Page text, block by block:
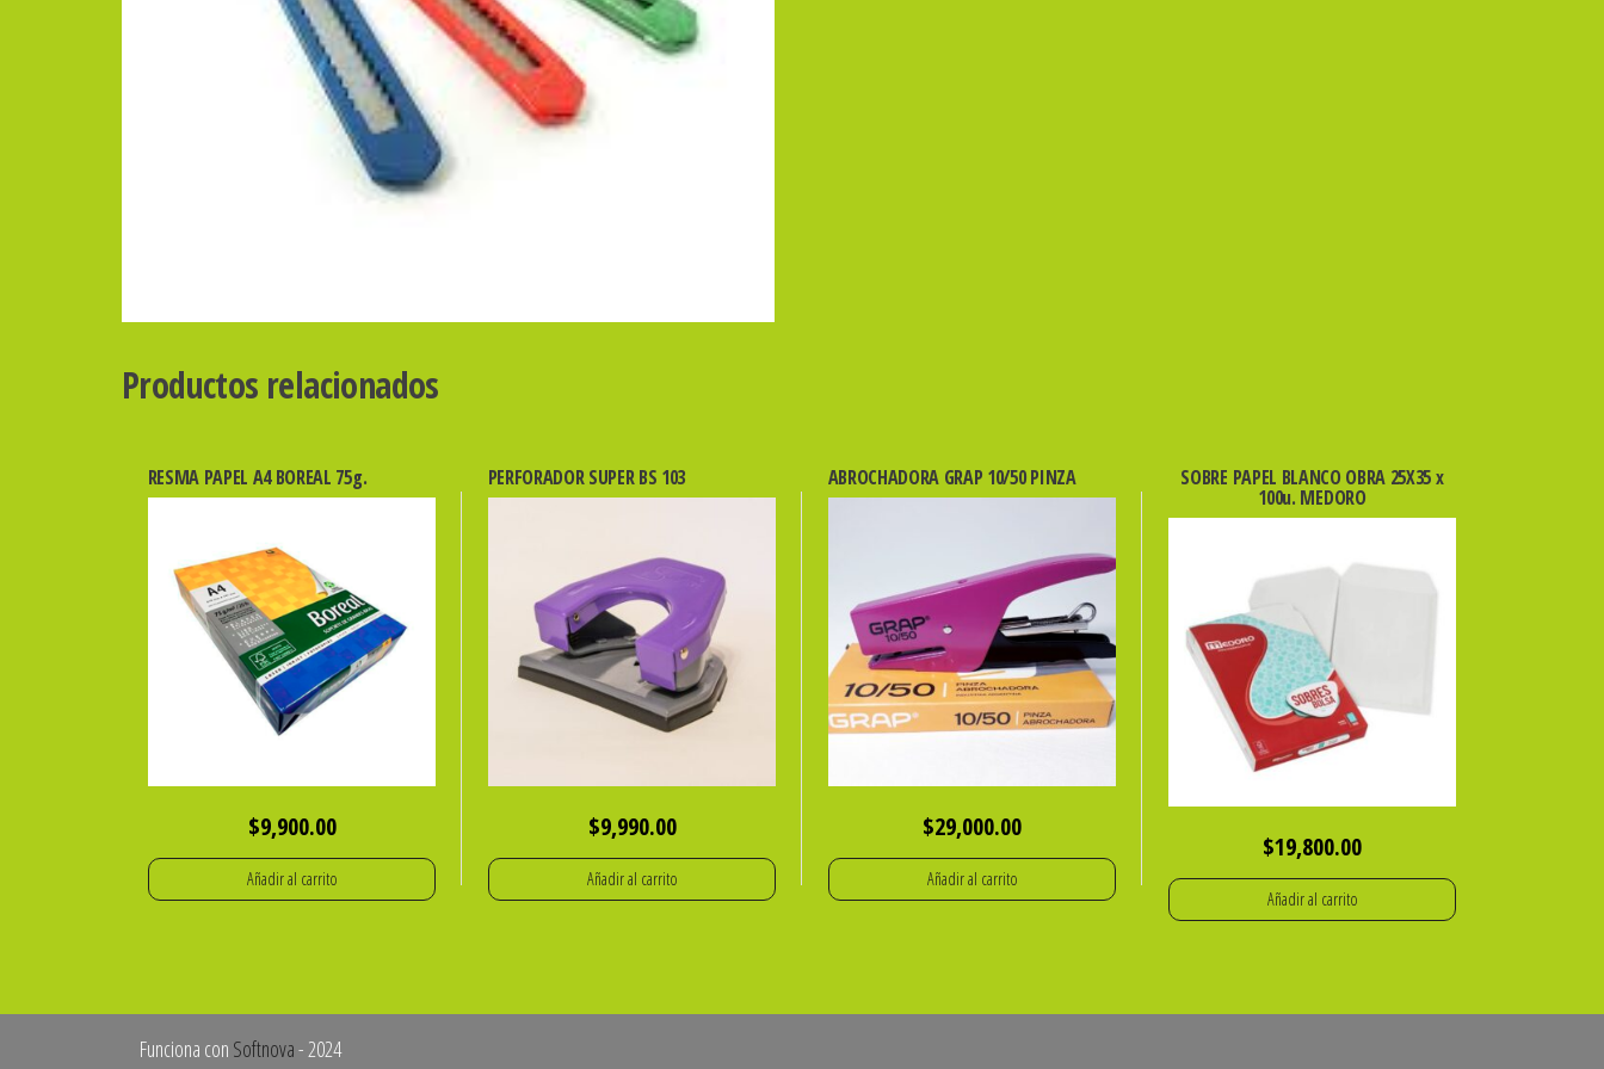
Productos relacionados
RESMA PAPEL A4 BOREAL 75g.
$9,900.00
Añadir al carrito
PERFORADOR SUPER BS 103
$9,990.00
Añadir al carrito
ABROCHADORA GRAP 10/50 PINZA
$29,000.00
Añadir al carrito
SOBRE PAPEL BLANCO OBRA 25X35 x
100u. MEDORO
$19,800.00
Añadir al carrito
Funciona con Softnova- 2024